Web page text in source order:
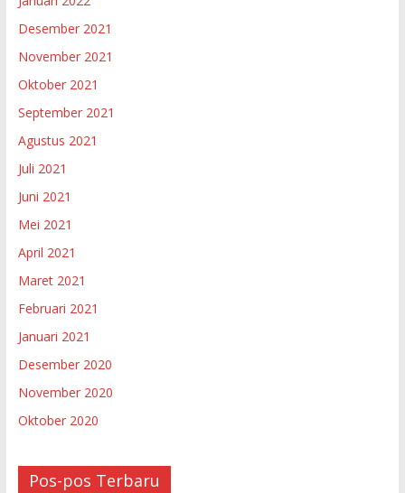
Desember 2021
November 2021
Oktober 2021
September 2021
Agustus 2021
Juli 2021
Juni 2021
Mei 2021
April 2021
Maret 2021
Februari 2021
Januari 2021
Desember 2020
November 2020
Oktober 2020
Pos-pos Terbaru